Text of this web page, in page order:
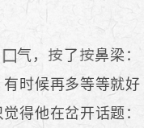
气， 了
鼻梁：
时候再多等等就好
得他在岔开话题：